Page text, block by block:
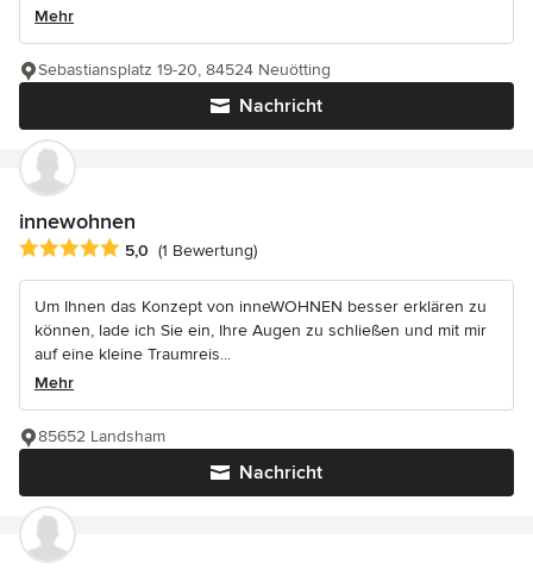
Mehr
Nachricht
Sebastiansplatz 19-20, 84524 Neuötting
innewohnen
Durchschnittliche Bewertung: 5 von 5 Sternen
5,0 (1 Bewertung)
Um Ihnen das Konzept von inneWOHNEN besser erklären zu
können, lade ich Sie ein, Ihre Augen zu schließen und mit mir
auf eine kleine Traumreis...
Mehr
Nachricht
85652 Landsham